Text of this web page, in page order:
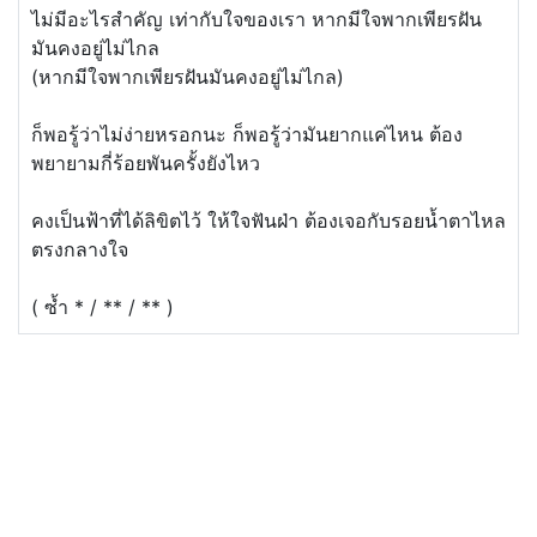
ไม่มีอะไรสำคัญ เท่ากับใจของเรา หากมีใจพากเพียรฝัน
มันคงอยู่ไม่ไกล
(หากมีใจพากเพียรฝันมันคงอยู่ไม่ไกล)
ก็พอรู้ว่าไม่ง่ายหรอกนะ ก็พอรู้ว่ามันยากแค่ไหน ต้อง
พยายามกี่ร้อยพันครั้งยังไหว
คงเป็นฟ้าที่ได้ลิขิตไว้ ให้ใจฟันฝ่า ต้องเจอกับรอยน้ำตาไหล
ตรงกลางใจ
( ซ้ำ * / ** / ** )